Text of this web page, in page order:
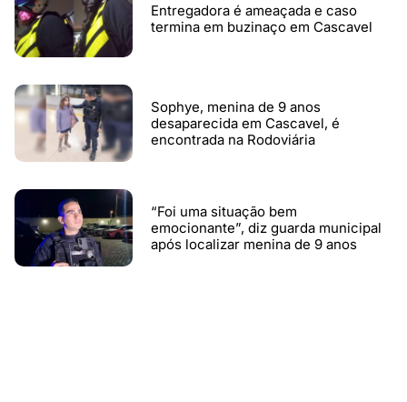
Entregadora é ameaçada e caso
termina em buzinaço em Cascavel
Sophye, menina de 9 anos
desaparecida em Cascavel, é
encontrada na Rodoviária
“Foi uma situação bem
emocionante”, diz guarda municipal
após localizar menina de 9 anos